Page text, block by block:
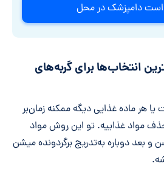
دامپزشک در محل
انتخاب‌ها برای گربه‌های
ماده غذایی دیگه ممکنه زمان‌بر
مواد غذاییه. تو این روش مواد
بعد دوباره به‌تدریج برگردونده میشن